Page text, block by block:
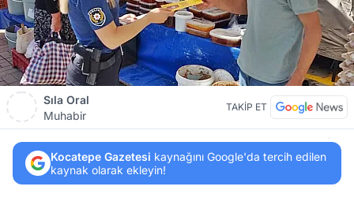
Sıla Oral
Muhabir
TAKİP ET
Kocatepe Gazetesi kaynağını Google'da tercih edilen
kaynak olarak ekleyin!